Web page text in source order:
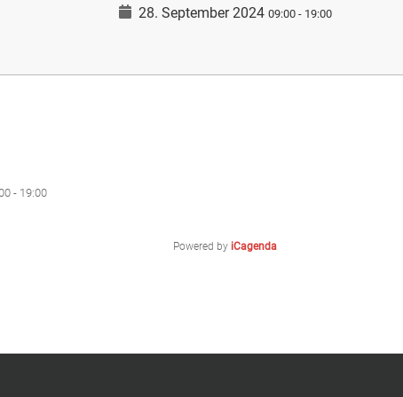
28. September 2024 09:00- 19:00
- 19:00
Powered by iCagenda